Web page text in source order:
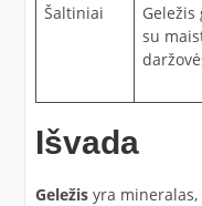
Šaltiniai
Geležis
su
Išvada
Geležisyra mineralas,